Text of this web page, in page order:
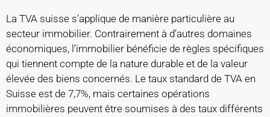
La TVA suisse s’applique de manière particulière au
secteur immobilier. Contrairement à d’autres domaines
économiques, l’immobilier bénéficie de règles spécifiques
qui tiennent compte de la nature durable et de la valeur
élevée des biens concernés. Le taux standard de TVA en
Suisse est de 7,7%, mais certaines opérations
immobilières peuvent être soumises à des taux différents